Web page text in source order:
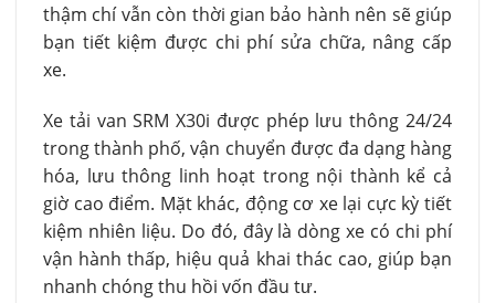
thậm chí vẫn còn thời gian bảo hành nên sẽ giúp
bạn tiết kiệm được chi phí sửa chữa, nâng cấp
xe.
Xe tải van SRM X30i được phép lưu thông 24/24
trong thành phố, vận chuyển được đa dạng hàng
hóa, lưu thông linh hoạt trong nội thành kể cả
giờ cao điểm. Mặt khác, động cơ xe lại cực kỳ tiết
kiệm nhiên liệu. Do đó, đây là dòng xe có chi phí
vận hành thấp, hiệu quả khai thác cao, giúp bạn
nhanh chóng thu hồi vốn đầu tư.